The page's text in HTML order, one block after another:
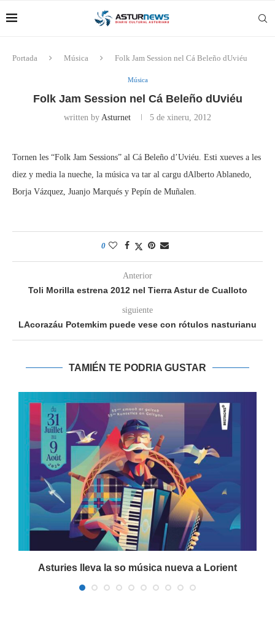
Portada Música Folk Jam Session nel Cá Beleño dUviéu
Música
Folk Jam Session nel Cá Beleño dUviéu
written by Asturnet 5 de xineru, 2012
Tornen les “Folk Jam Sessions” al Cá Beleño d’Uviéu. Esti xueves a les
diez y media la nueche, la música va tar al cargu dAlberto Ablanedo,
Borja Vázquez, Juanjo Marqués y Pepín de Muñalen.
0
Anterior
Toli Morilla estrena 2012 nel Tierra Astur de Cualloto
siguiente
LAcorazáu Potemkim puede vese con rótulos nasturianu
TAMIÉN TE PODRIA GUSTAR
Asturies lleva la so música nueva a Lorient